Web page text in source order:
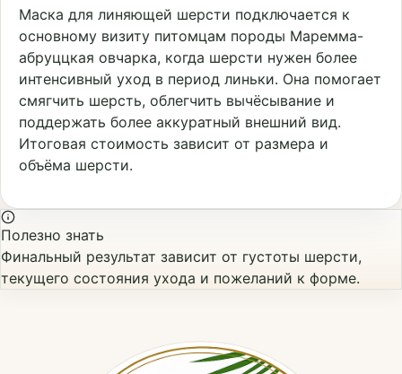
Маска для линяющей шерсти подключается к
основному визиту питомцам породы Маремма-
абруццкая овчарка, когда шерсти нужен более
интенсивный уход в период линьки. Она помогает
смягчить шерсть, облегчить вычёсывание и
поддержать более аккуратный внешний вид.
Итоговая стоимость зависит от размера и
объёма шерсти.
Полезно знать
Финальный результат зависит от густоты шерсти,
текущего состояния ухода и пожеланий к форме.